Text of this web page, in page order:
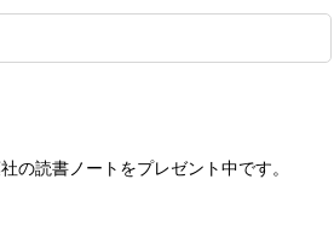
の読書ノートをプレゼント中です。